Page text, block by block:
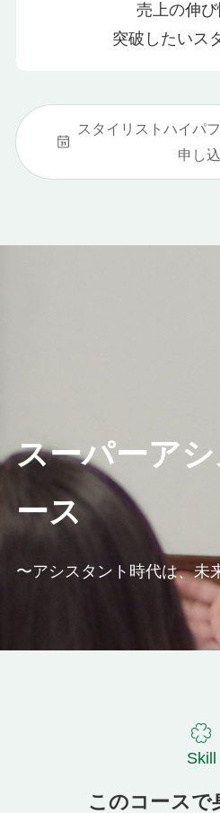
売上の伸
突破したいス
スタイリストハイパ
申し
スーパーア
ース
〜アシスタント時代は、未
Skill
このコースで